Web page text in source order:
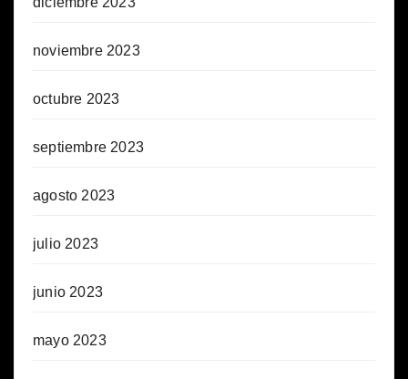
noviembre 2023
octubre 2023
septiembre 2023
agosto 2023
julio 2023
junio 2023
mayo 2023